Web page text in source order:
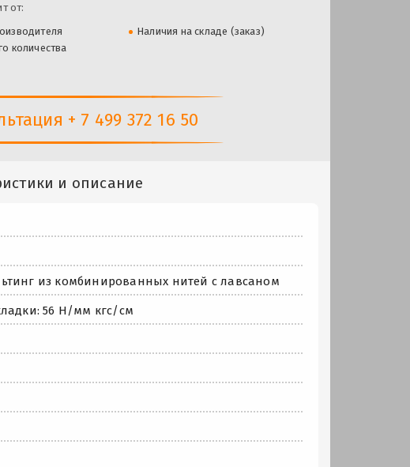
от:
Наличия на складе (заказ)
количества
+ 7 499 372 16 50
и описание
из комбинированных нитей с лавсаном
56 Н/мм кгс/см